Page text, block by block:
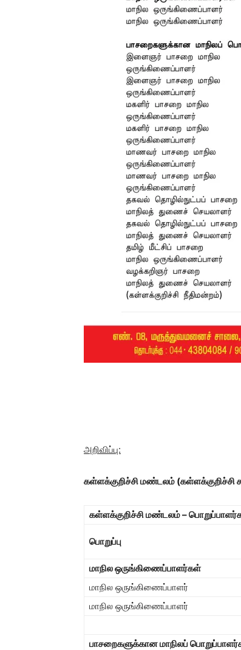
அறிவிப்பு:
கள்ளக்குறிச்சி மண்டலம்
கள்ளக்குறிச்சி மண்டலம் –
பொறுப்பு
மாநில ஒருங்கிணைப்பாளர்கள்
மாநில ஒருங்கிணைப்பாளர்
மாநில ஒருங்கிணைப்பாளர்
பாசறைகளுக்கான மாநிலப்